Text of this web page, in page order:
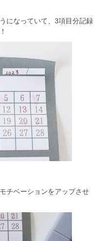
になっていて、3項目分記録
チベーションをアップさせ